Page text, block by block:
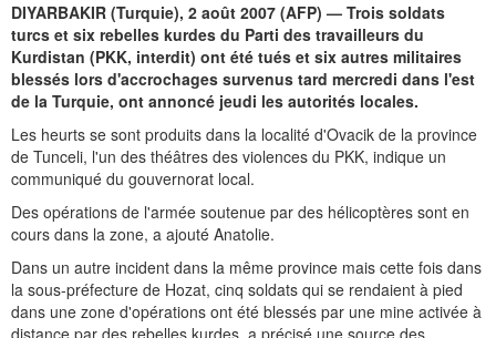
DIYARBAKIR (Turquie), 2 août 2007 (AFP) — Trois soldats
turcs et six rebelles kurdes du Parti des travailleurs du
Kurdistan (PKK, interdit) ont été tués et six autres militaires
blessés lors d'accrochages survenus tard mercredi dans l'est
de la Turquie, ont annoncé jeudi les autorités locales.
Les heurts se sont produits dans la localité d'Ovacik de la province
de Tunceli, l'un des théâtres des violences du PKK, indique un
communiqué du gouvernorat local.
Des opérations de l'armée soutenue par des hélicoptères sont en
cours dans la zone, a ajouté Anatolie.
Dans un autre incident dans la même province mais cette fois dans
la sous-préfecture de Hozat, cinq soldats qui se rendaient à pied
dans une zone d'opérations ont été blessés par une mine activée à